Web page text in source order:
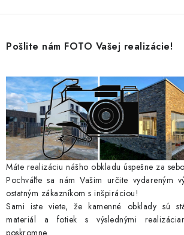
Pošlite nám FOTO Vašej realizácie!
Máte realizáciu nášho obkladu úspešne za
Pochváľte sa nám Vašim určite vydareným
ostatným zákazníkom s inšpiráciou!
Sami iste viete, že kamenné obklady sú
materiál a fotiek s výslednými
poskromne.